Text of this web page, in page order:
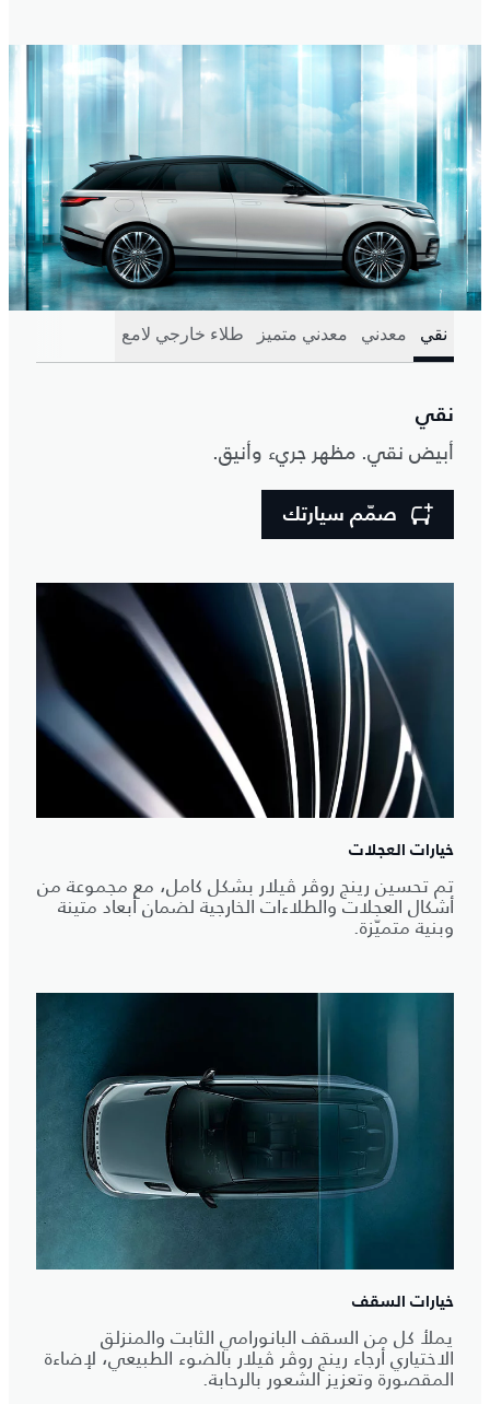
نقي معدني معدني متميز طلاء خارجي لامع
نقي
أبيض نقي. مظهر جريء وأنيق.
صمّم سيارتك
خيارات العجلات
تم تحسين رينج روڤر ڤيلار بشكل كامل، مع مجموعة من
أشكال العجلات والطلاءات الخارجية لضمان أبعاد متينة
وبنية متميّزة.
خيارات السقف
يملأ كل من السقف البانورامي الثابت والمنزلق
الاختياري أرجاء رينج روڤر ڤيلار بالضوء الطبيعي، لإضاءة
المقصورة وتعزيز الشعور بالرحابة.